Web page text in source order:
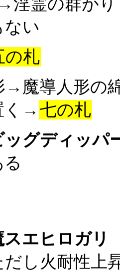
淫霊の群がり
い
の札
→魔導人形の
く→ 七の札
ッグディッパ
スエヒロガリ
し火耐性上